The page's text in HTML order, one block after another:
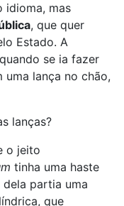
idioma, mas
, que quer
Estado. A
se ia fazer
uma lança no chão,
lanças?
o jeito
tinha uma haste
partia uma
que